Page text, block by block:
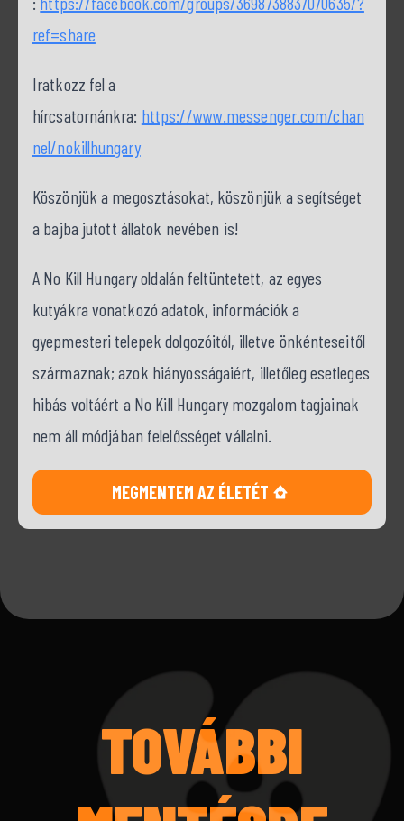
ref=share
Iratkozz fel a
hírcsatornánkra: https://www.messenger.com/chan
nel/nokillhungary
Köszönjük a megosztásokat, köszönjük a segítséget
a bajba jutott állatok nevében is!
A No Kill Hungary oldalán feltüntetett, az egyes
kutyákra vonatkozó adatok, információk a
gyepmesteri telepek dolgozóitól, illetve önkénteseitől
származnak; azok hiányosságaiért, illetőleg esetleges
hibás voltáért a No Kill Hungary mozgalom tagjainak
nem áll módjában felelősséget vállalni.
MEGMENTEM AZ ÉLETÉT
TOVÁBBI